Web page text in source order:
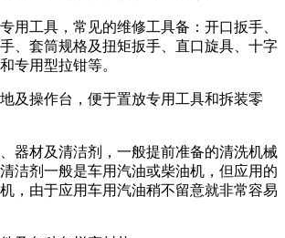
用工具，常见的维修工具备：开口扳手、
、套筒规格及扭矩扳手、直口旋具、十字
专用型拉钳等。
及操作台，便于置放专用工具和拆装零
器材及清洁剂，一般提前准备的清洗机械
洁剂一般是车用汽油或柴油机，但应用的
，由于应用车用汽油稍不留意就非常容易